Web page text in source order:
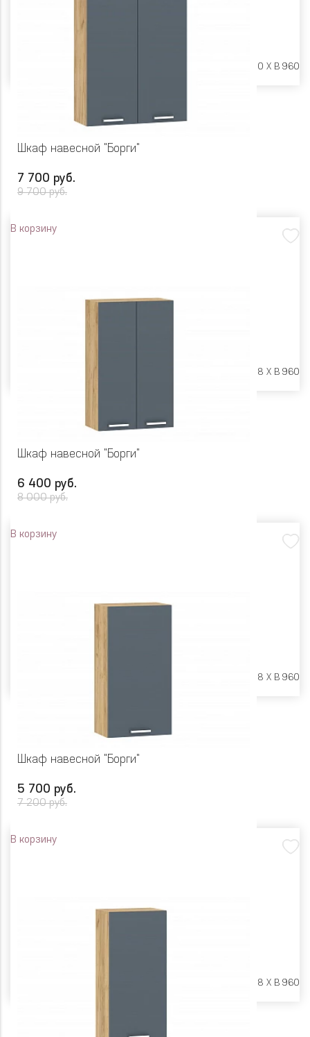
Ш 600 X Г 600 X В 960
Шкаф навесной "Борги"
7 700 руб.
9 700 руб.
В корзину
Ш 800 X Г 318 X В 960
Шкаф навесной "Борги"
6 400 руб.
8 000 руб.
В корзину
Ш 600 X Г 318 X В 960
Шкаф навесной "Борги"
5 700 руб.
7 200 руб.
В корзину
Ш 500 X Г 318 X В 960